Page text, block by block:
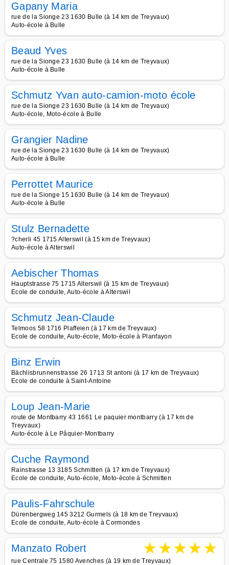
Gapany Maria
rue de la Sionge 23 1630 Bulle (à 14 km de Treyvaux)
Auto-école à Bulle
Beaud Yves
rue de la Sionge 23 1630 Bulle (à 14 km de Treyvaux)
Auto-école à Bulle
Schmutz Yvan auto-camion-moto école
rue de la Sionge 23 1630 Bulle (à 14 km de Treyvaux)
Auto-école, Moto-école à Bulle
Grangier Nadine
rue de la Sionge 23 1630 Bulle (à 14 km de Treyvaux)
Auto-école à Bulle
Perrottet Maurice
rue de la Sionge 15 1630 Bulle (à 14 km de Treyvaux)
Auto-école à Bulle
Stulz Bernadette
?cherli 45 1715 Alterswil (à 15 km de Treyvaux)
Auto-école à Alterswil
Aebischer Thomas
Hauptstrasse 75 1715 Alterswil (à 15 km de Treyvaux)
Ecole de conduite, Auto-école à Alterswil
Schmutz Jean-Claude
Telmoos 58 1716 Plaffeien (à 17 km de Treyvaux)
Ecole de conduite, Auto-école, Moto-école à Planfayon
Binz Erwin
Bächlisbrunnenstrasse 26 1713 St antoni (à 17 km de Treyvaux)
Ecole de conduite à Saint-Antoine
Loup Jean-Marie
route de Montbarry 43 1661 Le paquier montbarry (à 17 km de
Treyvaux)
Auto-école à Le Pâquier-Montbarry
Cuche Raymond
Rainstrasse 13 3185 Schmitten (à 17 km de Treyvaux)
Ecole de conduite, Auto-école, Moto-école à Schmitten
Paulis-Fahrschule
Dürenbergweg 145 3212 Gurmels (à 18 km de Treyvaux)
Ecole de conduite, Auto-école à Cormondes
Manzato Robert ★★★★★
rue Centrale 75 1580 Avenches (à 19 km de Treyvaux)